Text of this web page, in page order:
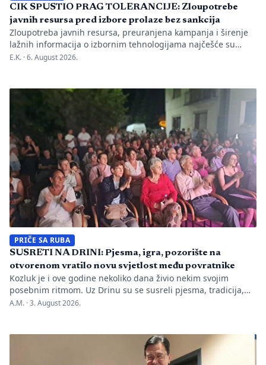
CIK SPUSTIO PRAG TOLERANCIJE: Zloupotrebe
javnih resursa pred izbore prolaze bez sankcija
Zloupotreba javnih resursa, preuranjena kampanja i širenje
lažnih informacija o izbornim tehnologijama najčešće su
nepravilnosti koje je evidentirao Transparency International u
prijava zbog kršenja više odredaba izbornog zakonodavstva,
ali je Centralna izborna komisija promijenila pristup u
odnosu na prethodne izborne […]
E.K. ·6. August 2026.
PRIČE SA RUBA
SUSRETI NA DRINI: Pjesma, igra, pozorište na
otvorenom vratilo novu svjetlost među povratnike
Kozluk je i ove godine nekoliko dana živio nekim svojim
posebnim ritmom. Uz Drinu su se susreli pjesma, tradicija,
gluma i ljudi, a „Susreti na Drini ’26“ još jednom su pokazali
se tih dana nije samo […]
A.M. ·3. August 2026.